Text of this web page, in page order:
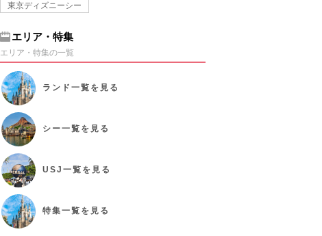
東京ディズニーシー
エリア・特集
エリア・特集の一覧
ランド 一覧を見る
シー一覧を見る
USJ 一覧を見る
特集一覧を見る